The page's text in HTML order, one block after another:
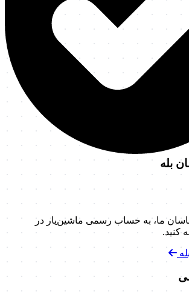
بله
ما، به حساب رسمی ماشین‌یار در
کنید.